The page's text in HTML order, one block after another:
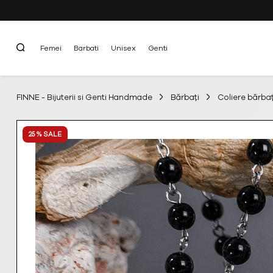
Femei Barbati Unisex Genti
FINNE - Bijuterii si Genti Handmade Bărbați Coliere
25 % SALE